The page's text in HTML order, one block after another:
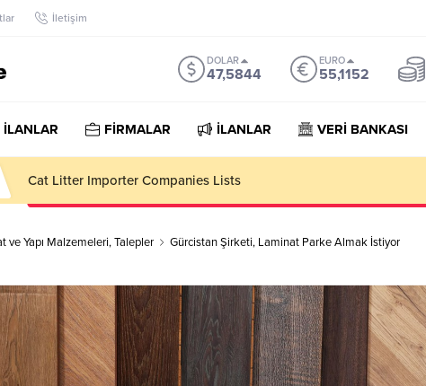
İletişim
DOLAR
47,5844
EURO
55,1152
FİRMALAR İLANLAR VERİ BANKASI
Dining Room Furniture Importer Companies Lists
ve Yapı Malzemeleri,Talepler Gürcistan Şirketi, Laminat Parke Almak İstiyor